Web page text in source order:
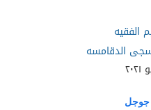
الفقيه
الدقامسه